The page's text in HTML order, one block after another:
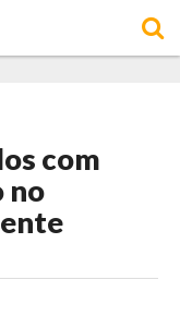
com
no